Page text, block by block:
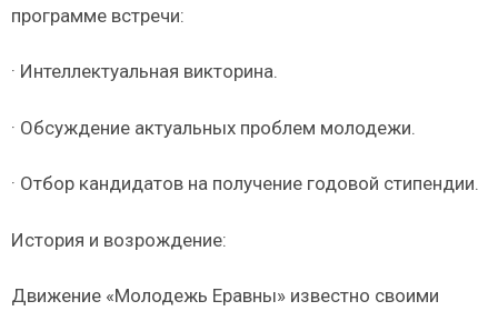
программе встречи:
· Интеллектуальная викторина.
· Обсуждение актуальных проблем молодежи.
· Отбор кандидатов на получение годовой стипендии.
История и возрождение:
Движение «Молодежь Еравны» известно своими